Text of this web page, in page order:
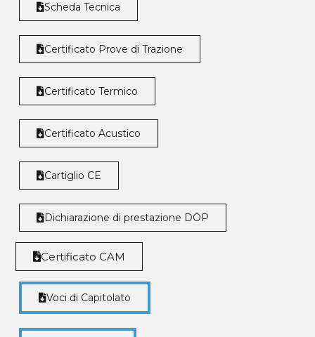
Scheda Tecnica
Certificato Prove di Trazione
Certificato Termico
Certificato Acustico
Cartiglio CE
Dichiarazione di prestazione DOP
Certificato CAM
Voci di Capitolato